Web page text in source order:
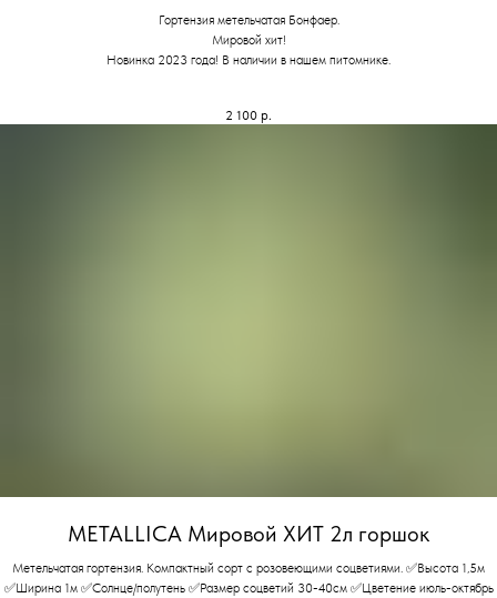
Гортензия метельчатая Бонфаер.
Мировой хит!
Новинка 2023 года! В наличии в нашем питомнике.
2 100 р.
METALLICA Мировой ХИТ 2л горшок
Метельчатая гортензия. Компактный сорт с розовеющими соцветиями. ✅Высота 1,5м
✅Ширина 1м ✅Солнце/полутень ✅Размер соцветий 30-40см ✅Цветение июль-октябрь